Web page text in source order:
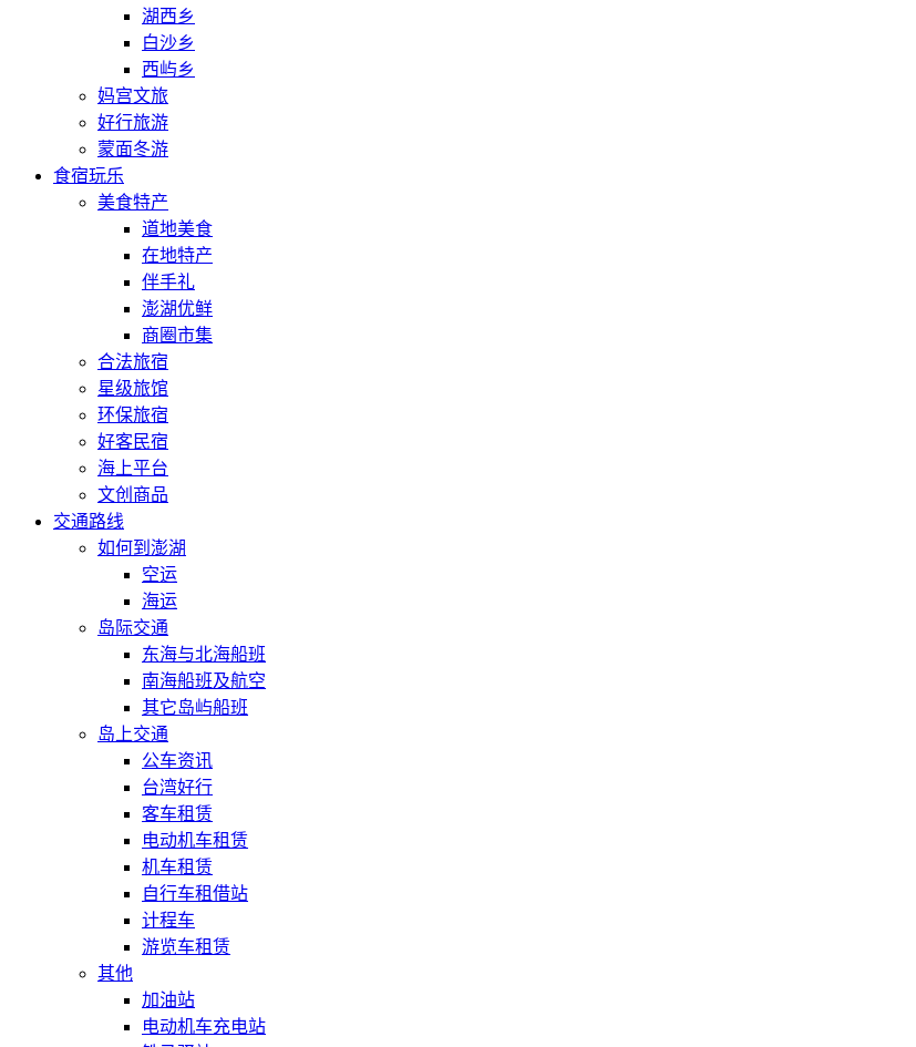
湖西乡
白沙乡
西屿乡
妈宫文旅
好行旅游
蒙面冬游
食宿玩乐
美食特产
道地美食
在地特产
伴手礼
澎湖优鲜
商圈市集
合法旅宿
星级旅馆
环保旅宿
好客民宿
海上平台
文创商品
交通路线
如何到澎湖
空运
海运
岛际交通
东海与北海船班
南海船班及航空
其它岛屿船班
岛上交通
公车资讯
台湾好行
客车租赁
电动机车租赁
机车租赁
自行车租借站
计程车
游览车租赁
其他
加油站
电动机车充电站